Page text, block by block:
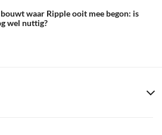
waar Ripple ooit mee begon: is
wel nuttig?